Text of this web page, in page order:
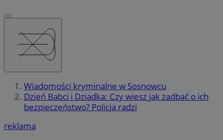
Wiadomości kryminalne w Sosnowcu
Dzień Babci i Dziadka: Czy wiesz jak zadbać o ich
bezpieczeństwo? Policja radzi
reklama